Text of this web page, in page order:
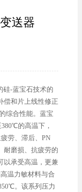
送器
硅-蓝宝石技术的
偿和片上线性修正
综合性能。蓝宝
的高温下，
劳、滞后、PN
耐磨损、抗疲劳的
以承受高温，更兼
温力敏材料与合
。该系列压力